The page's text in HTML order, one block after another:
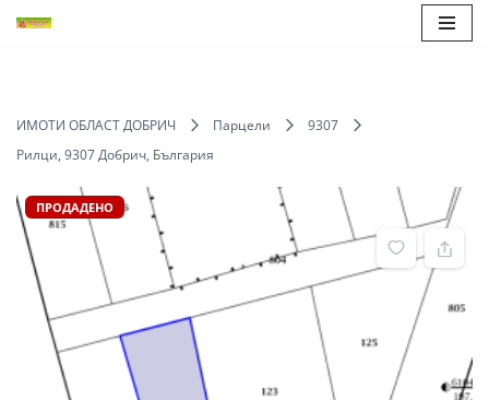
съдържанието
ИМОТИ ОБЛАСТ ДОБРИЧ Парцели
9307
Рилци, 9307 Добрич, България
ПРОДАДЕНО